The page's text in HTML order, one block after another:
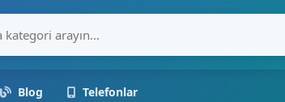
Blog Telefonlar